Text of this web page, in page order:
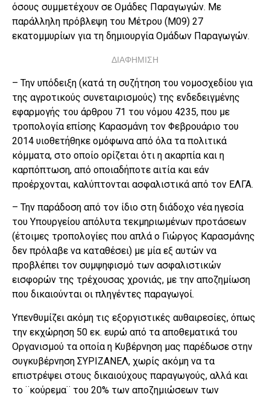
όσους συμμετέχουν σε Ομάδες Παραγωγών. Με
παράλληλη πρόβλεψη του Μέτρου (Μ09) 27
εκατομμυρίων για τη δημιουργία Ομάδων Παραγωγών.
ΔΙΑΦΗΜΙΣΗ
– Την υπόδειξη (κατά τη συζήτηση του νομοσχεδίου για
της αγροτικούς συνεταιρισμούς) της ενδεδειγμένης
εφαρμογής του άρθρου 71 του νόμου 4235, που με
τροπολογία επίσης Καρασμάνη τον Φεβρουάριο του
2014 υιοθετήθηκε ομόφωνα από όλα τα πολιτικά
κόμματα, στο οποίο ορίζεται ότι η ακαρπία και η
καρπόπτωση, από οποιαδήποτε αιτία και εάν
προέρχονται, καλύπτονται ασφαλιστικά από τον ΕΛΓΑ.
– Την παράδοση από τον ίδιο στη διάδοχο νέα ηγεσία
του Υπουργείου απόλυτα τεκμηριωμένων προτάσεων
(έτοιμες τροπολογίες που απλά ο Γιώργος Καρασμάνης
δεν πρόλαβε να καταθέσει) με μία εξ αυτών να
προβλέπει τον συμψηφισμό των ασφαλιστικών
εισφορών της τρέχουσας χρονιάς, με την αποζημίωση
που δικαιούνται οι πληγέντες παραγωγοί.
Υπενθυμίζει ακόμη τις εξοργιστικές αυθαιρεσίες, όπως
την εκχώρηση 50 εκ. ευρώ από τα αποθεματικά του
Οργανισμού τα οποία η Κυβέρνηση μας παρέδωσε στην
συγκυβέρνηση ΣΥΡΙΖΑΝΕΛ, χωρίς ακόμη να τα
επιστρέψει στους δικαιούχους παραγωγούς, αλλά και
το ¨κούρεμα¨ του 20% των αποζημιώσεων των